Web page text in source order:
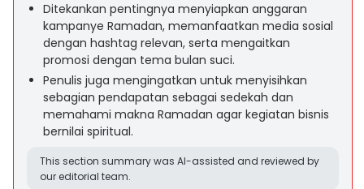
Ditekankan pentingnya menyiapkan anggaran
kampanye Ramadan, memanfaatkan media sosial
dengan hashtag relevan, serta mengaitkan
promosi dengan tema bulan suci.
Penulis juga mengingatkan untuk menyisihkan
sebagian pendapatan sebagai sedekah dan
memahami makna Ramadan agar kegiatan bisnis
bernilai spiritual.
This section summary was AI-assisted and reviewed by
our editorial team.